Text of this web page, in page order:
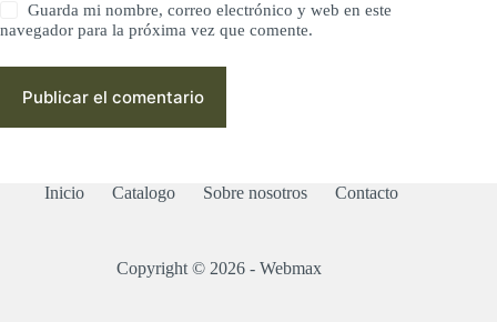
Guarda mi nombre, correo electrónico y web en este
navegador para la próxima vez que comente.
Publicar el comentario
Inicio Catalogo Sobre nosotros Contacto
Copyright © 2026 - Webmax